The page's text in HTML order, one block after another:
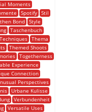
Moments
Spotify Stil
Bond Style
Taschenbuch
Techniques
Thema
Themed Shoots
Togetherness
Experience
Connection
Perspectives
Urbane Kulisse
Verbundenheit
Versatile Uses